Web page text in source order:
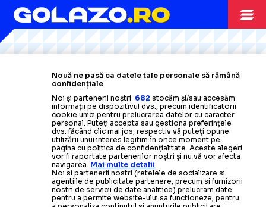
Citește mai mult
Citește mai mult
Citește mai mult
Citește mai mult
Citește mai mult
ARHIVA FOTBAL 24.02.2010
LPF/ Steaua, fara suspendare dupa incidentele din
meciul cu Ceahlaul
ARHIVA FOTBAL 03.01.2010
Liga 1/ Numarul echipelors-arputea reduce la 16
ARHIVA FOTBAL 21.12.2009
ARHIVA FOTBAL 15.12.2009
Dinamo/ Ianis Zicu a depus
memoriu la LPF pentru a deveni
ARHIVA FOTBAL 05.11.2009
Liga 1 Gamebookers.com, noua
denumire a campionatului intern
Nouă ne pasă ca datele tale personale să rămână
confidențiale
Noi și partenerii noștri 682 stocăm și/sau accesăm
informații pe dispozitivul dvs., precum identificatorii
cookie unici pentru prelucrarea datelor cu caracter
personal. Puteți accepta sau gestiona preferințele
dvs. făcând clic mai jos, respectiv vă puteți opune
utilizării unui interes legitim în orice moment pe
pagina cu politica de confidențialitate. Aceste alegeri
vor fi raportate partenerilor noștri și nu vă vor afecta
navigarea. Mai multe detalii
Noi si partenerii nostri (retelele de socializare si
agentiile de publicitate partenere, precum si furnizorii
nostri de servicii de date analitice) prelucram date
pentru a permite website-ului sa functioneze, pentru